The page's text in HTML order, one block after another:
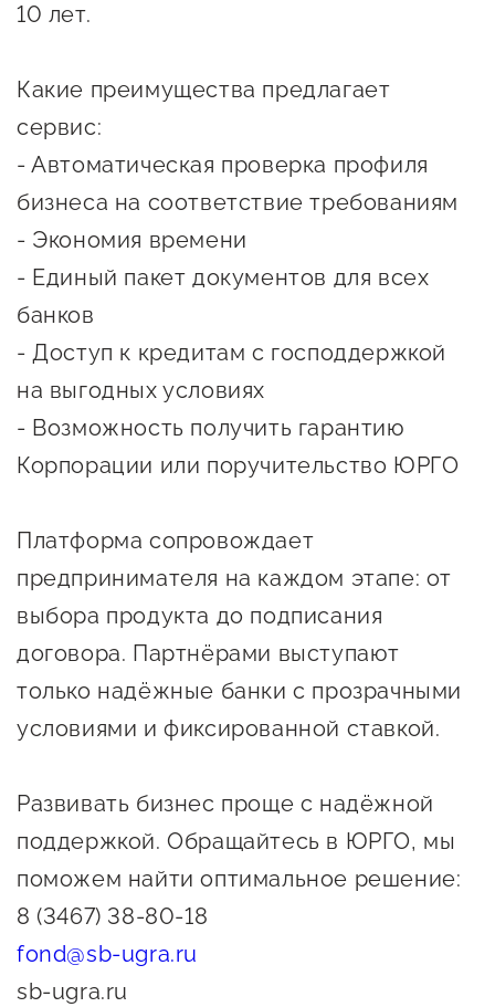
сопровождения
Поддержка центра
Истории успеха
Центр образовательных
О центре
Календарь
мероприятий для
Поддержка центра
Истории успеха
Центр инноваций
социальной сферы
О центре
Календарь
мероприятий для
предпринимателей
Истории успеха
социальной сфере
О центре
Проекты
Центр инновационно-
технологического и
креативного
О центре
Обучающие
мероприятия
Проекты
Поддержка центра
Экскурсии на
Нормативные
документы
Центр поддержки экспорта
Справочник
предпринимателя
Органы власти
предоставляющие поддержку
Интерактивные сервисы
Каталог креативной
10 лет.
Какие преимущества предлагает
сервис:
- Автоматическая проверка профиля
бизнеса на соответствие требованиям
- Экономия времени
- Единый пакет документов для всех
банков
- Доступ к кредитам с господдержкой
на выгодных условиях
- Возможность получить гарантию
Корпорации или поручительство ЮРГО
Платформа сопровождает
предпринимателя на каждом этапе: от
выбора продукта до подписания
договора. Партнёрами выступают
только надёжные банки с прозрачными
условиями и фиксированной ставкой.
Развивать бизнес проще с надёжной
поддержкой. Обращайтесь в ЮРГО, мы
поможем найти оптимальное решение:
8 (3467) 38-80-18
fond@sb-ugra.ru
sb-ugra.ru